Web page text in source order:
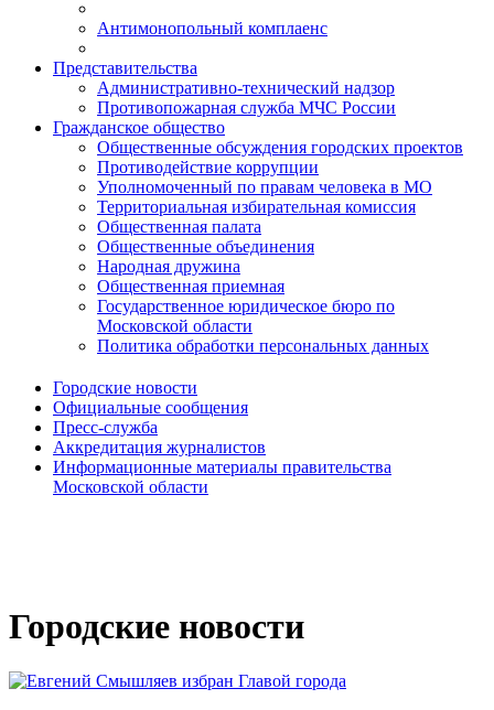
Антимонопольный комплаенс
Представительства
Административно-технический надзор
Противопожарная служба МЧС России
Гражданское общество
Общественные обсуждения городских проектов
Противодействие коррупции
Уполномоченный по правам человека в МО
Территориальная избирательная комиссия
Общественная палата
Общественные объединения
Народная дружина
Общественная приемная
Государственное юридическое бюро по
Московской области
Политика обработки персональных данных
Городские новости
Официальные сообщения
Пресс-служба
Аккредитация журналистов
Информационные материалы правительства
Московской области
Городские новости